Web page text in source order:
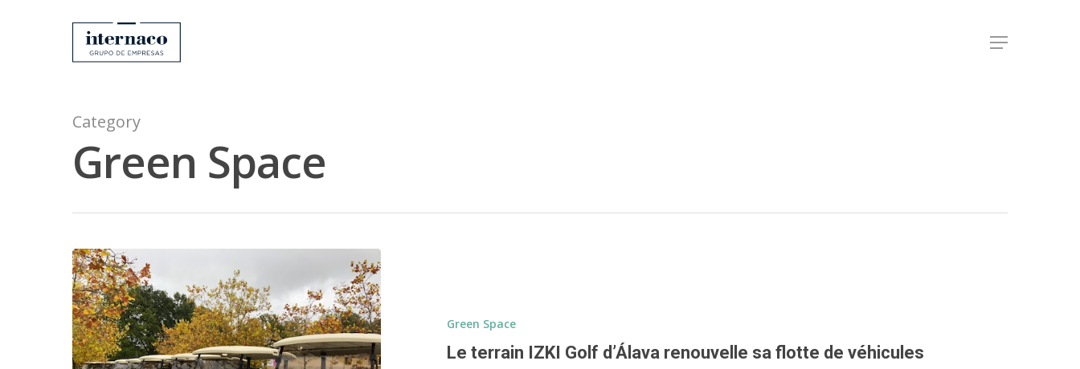
Category
Green Space
Green Space
Le terrain IZKI Golf d’Álava renouvelle sa flotte de véhicules